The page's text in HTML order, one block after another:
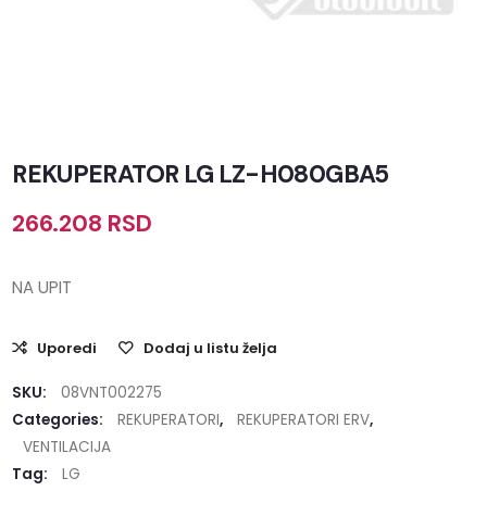
REKUPERATOR LG LZ-H080GBA5
266.208 RSD
NA UPIT
Uporedi Dodaj u listu želja
SKU:
08VNT002275
Categories:
REKUPERATORI, REKUPERATORI ERV,
VENTILACIJA
Tag:
LG